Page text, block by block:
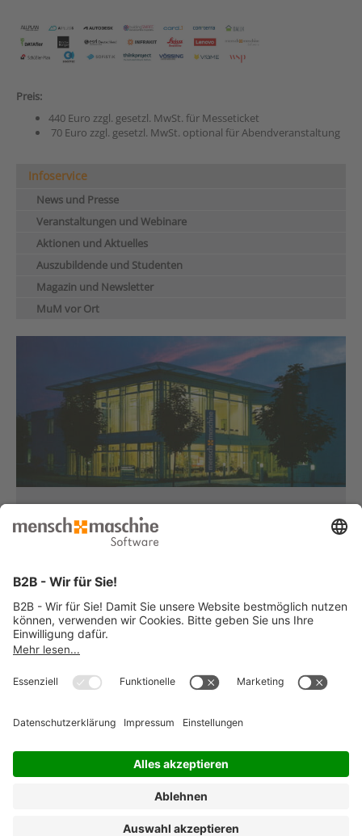
Preis:
440 Euro zzgl. gesetzl. MwSt. für Messeticket
70 Euro zzgl. gesetzl. MwSt. optional für Abendveranstaltung
Infoservice
News und Presse
Veranstaltungen und Webinare
Aktionen und Aktuelles
Auszubildende und Studenten
Magazin und Newsletter
MuM vor Ort
Haben Sie Fragen?
Dann rufen Sie uns an...
von 08:30 bis 12:00 Uhr
und 12:30 bis 17:00 Uhr
Freitag
und 12:30 bis 15:00 Uhr